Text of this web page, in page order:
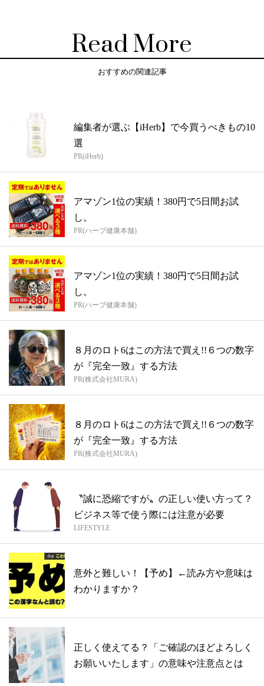
Read More
おすすめの関連記事
編集者が選ぶ【iHerb】で今買うべきもの10
選
PR(iHerb)
アマゾン1位の実績！380円で5日間お試
し。
PR(ハーブ健康本舗)
アマゾン1位の実績！380円で5日間お試
し。
PR(ハーブ健康本舗)
８月のロト6はこの方法で買え!!６つの数字
が『完全一致』する方法
PR(株式会社MURA)
８月のロト6はこの方法で買え!!６つの数字
が『完全一致』する方法
PR(株式会社MURA)
〝誠に恐縮ですが〟の正しい使い方って？
ビジネス等で使う際には注意が必要
LIFESTYLE
意外と難しい！【予め】←読み方や意味は
わかりますか？
正しく使えてる？「ご確認のほどよろしく
お願いいたします」の意味や注意点とは